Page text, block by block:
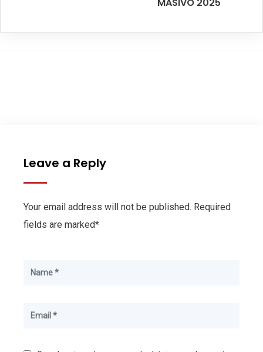
Leave a Reply
Your email address will not be published. Required
fields are marked*